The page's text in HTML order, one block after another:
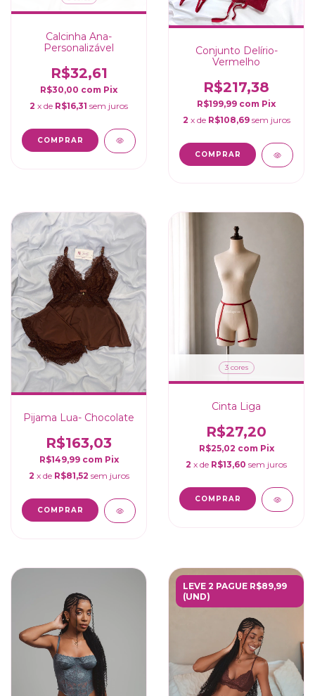
Calcinha Ana-
Personalizável
R$32,61
R$30,00 com Pix
2 x de R$16,31 sem juros
COMPRAR
Conjunto Delírio-
Vermelho
R$217,38
R$199,99 com Pix
2 x de R$108,69 sem juros
COMPRAR
Pijama Lua- Chocolate
R$163,03
R$149,99 com Pix
2 x de R$81,52 sem juros
COMPRAR
3 cores
Cinta Liga
R$27,20
R$25,02 com Pix
2 x de R$13,60 sem juros
COMPRAR
LEVE 2 PAGUE R$89,99
(UND)